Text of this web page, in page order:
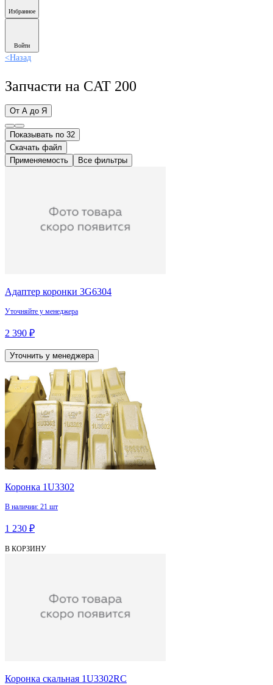
Избранное
Войти
<Назад
Запчасти на CAT 200
От А до Я
Показывать по 32
Скачать файл
Применяемость
Все фильтры
Адаптер коронки 3G6304
Уточняйте у менеджера
2 390 ₽
Уточнить у менеджера
Коронка 1U3302
В наличии: 21 шт
1 230 ₽
В КОРЗИНУ
Коронка скальная 1U3302RC